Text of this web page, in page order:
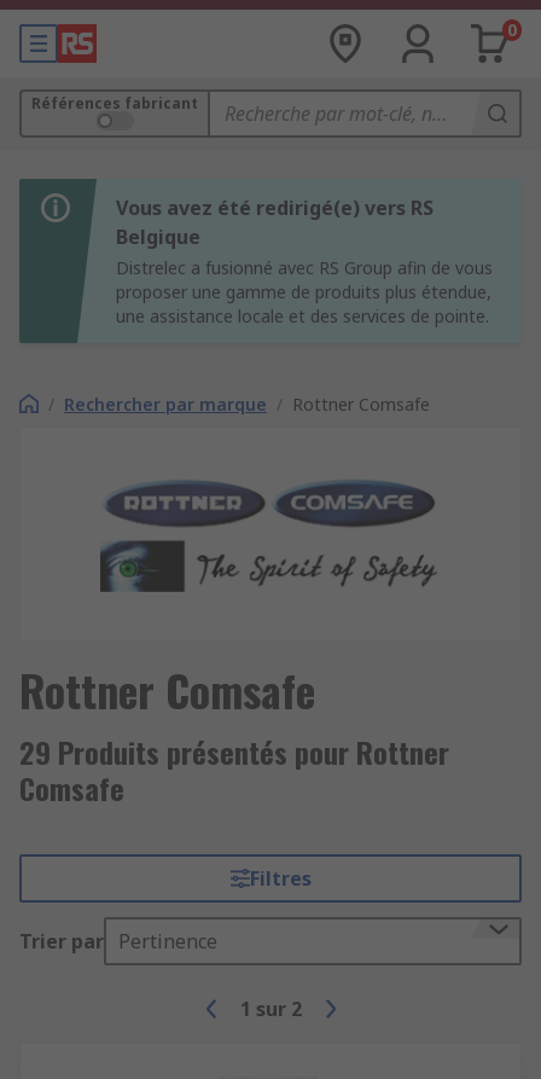
0
Références fabricant
Vous avez été redirigé(e) vers RS
Belgique
Distrelec a fusionné avec RS Group afin de vous
proposer une gamme de produits plus étendue,
une assistance locale et des services de pointe.
/ Rechercher par marque / Rottner Comsafe
Rottner Comsafe
29 Produits présentés pour Rottner
Comsafe
Filtres
Trier par Pertinence
1 sur 2